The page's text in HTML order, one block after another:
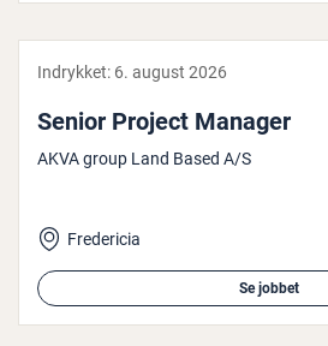
Indrykket: 6. august 2026
Senior Project Manager
AKVA group Land Based A/S
Fredericia
Se jobbet